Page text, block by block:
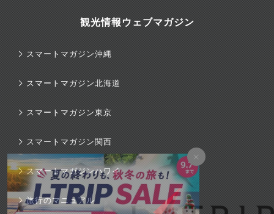
×
観光情報ウェブマガジン
スマートマガジン沖縄
スマートマガジン北海道
スマートマガジン東京
スマートマガジン関西
スマートマガジンハワイ
旅行のマニュアル